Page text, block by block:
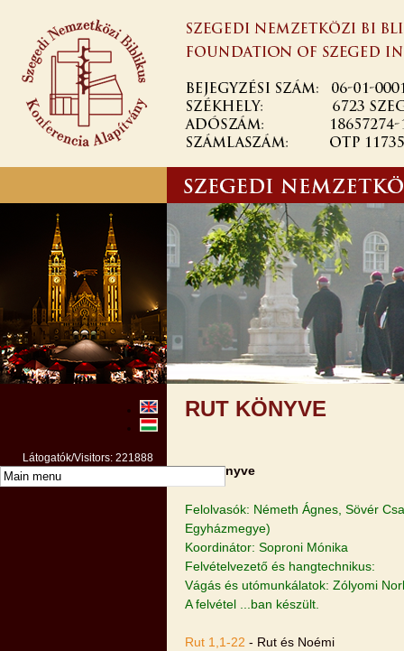
RUT KÖNYVE
Rut könyve
Felolvasók: Németh Ágnes, Sövér
Egyházmegye)
Koordinátor: Soproni Mónika
Felvételvezető és hangtechnikus:
Vágás és utómunkálatok: Zólyomi
A felvétel ...ban készült.
Rut 1,1-22 - Rut és Noémi
Látogatók/Visitors: 221888